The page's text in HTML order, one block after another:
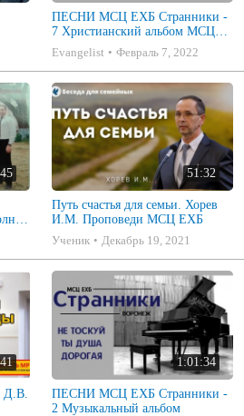
ПЕСНИ МСЦ ЕХБ Странники -
7 Христианский альбом МСЦ
ЕХБ
Evangelist Февраль 7, 2022
51:32
Путь счастья для семьи. Хорев
И.М. Проповеди МСЦ ЕХБ
Ученик
Декабрь 19, 2021
1:01:34
ПЕСНИ МСЦ ЕХБ Странники -
2 Музыкальный альбом